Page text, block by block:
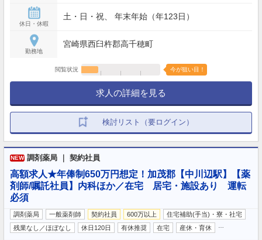
休日・休暇
土・日・祝、 年末年始（年123日）
勤務地
宮崎県西臼杵郡高千穂町
閲覧状況 今が狙い目！
求人の詳細を見る
検討リスト（要ログイン）
NEW 調剤薬局 ｜ 契約社員
高額求人★年俸制650万円想定！加茂郡【中川辺駅】【薬
剤師/嘱託社員】内科ほか／在宅 居宅・施設あり 運転
必須
調剤薬局 一般薬剤師 契約社員 600万以上
住宅補助(手当)・寮・社宅
残業なし／ほぼなし
休日120日 有休推奨 在宅 産休・育休